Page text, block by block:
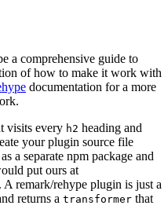
a comprehensive guide to
of how to make it work with
documentation for a more
visits every h2 heading and
your plugin source file
a separate npm package and
put ours at
. A remark/rehype plugin is just a
returns a transformer that